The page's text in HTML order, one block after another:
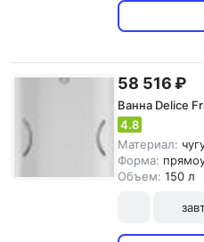
58 516 ₽
Ванна Delice
4.8
Материал:
Форма:
Объем: 150 л